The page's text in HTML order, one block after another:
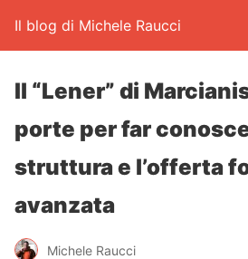
Il blog di Michele Raucci
Il “Lener” di
porte per far
struttura e l’offerta
avanzata
Michele Raucci